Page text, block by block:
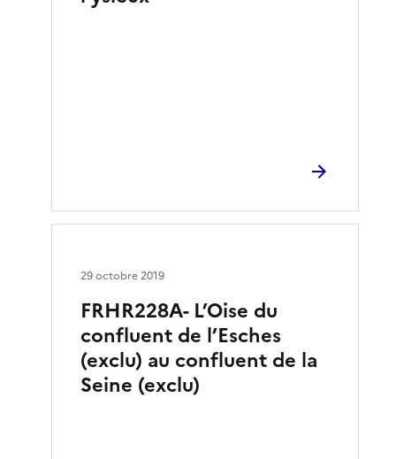
FRHR228A- L’Oise du
confluent de l’Esches
(exclu) au confluent de la
Seine (exclu)
29 octobre 2019